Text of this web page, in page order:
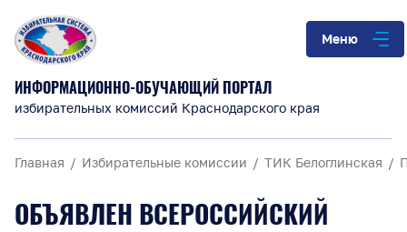
Меню
ИНФОРМАЦИОННО-ОБУЧАЮЩИЙ ПОРТАЛ
избирательных комиссий Краснодарского края
Главная Избирательные комиссии ТИК Белоглинская
ОБЪЯВЛЕН ВСЕРОССИЙСКИЙ